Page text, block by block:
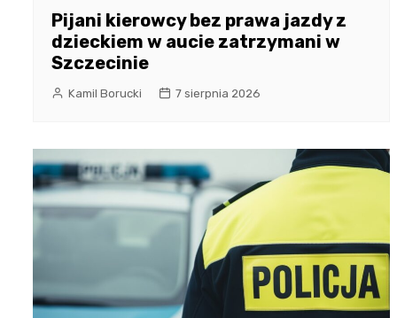
Pijani kierowcy bez prawa jazdy z
dzieckiem w aucie zatrzymani w
Szczecinie
Kamil Borucki 7 sierpnia 2026